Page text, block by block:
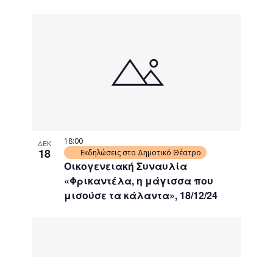
ΔΕΚ
18
Οικογενειακή Συναυλία
«Φρικαντέλα, η μάγισσα που
μισούσε τα κάλαντα», 18/12/24
18:00
Εκδηλώσεις στο Δημοτικό Θέατρο